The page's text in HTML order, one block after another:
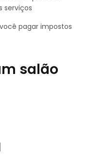
serviços
pagar impostos
salão